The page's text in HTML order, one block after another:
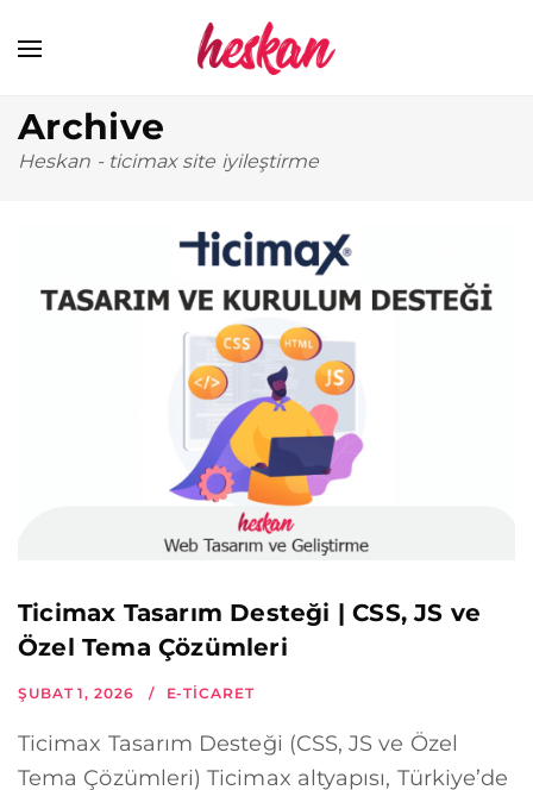
Archive
Heskan - ticimax site iyileştirme
Ticimax Tasarım Desteği | CSS, JS ve
Özel Tema Çözümleri
ŞUBAT 1, 2026 E-TICARET
Ticimax Tasarım Desteği (CSS, JS ve Özel
Tema Çözümleri) Ticimax altyapısı, Türkiye’de